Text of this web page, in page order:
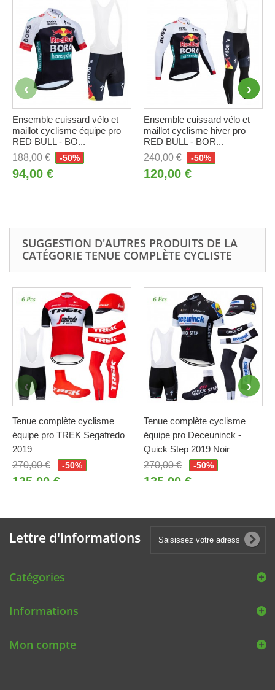
Ensemble cuissard vélo et
maillot cyclisme équipe pro
RED BULL - BO...
188,00 €
-50%
94,00 €
Ensemble cuissard vélo et
maillot cyclisme hiver pro
RED BULL - BOR...
240,00 €
-50%
120,00 €
SUGGESTION D'AUTRES PRODUITS DE LA
CATÉGORIE TENUE COMPLÈTE CYCLISTE
Tenue complète cyclisme
équipe pro TREK Segafredo
2019
270,00 €
-50%
135,00 €
Tenue complète cyclisme
équipe pro Deceuninck -
Quick Step 2019 Noir
270,00 €
-50%
135,00 €
Lettre d'informations
Catégories
Informations
Mon compte